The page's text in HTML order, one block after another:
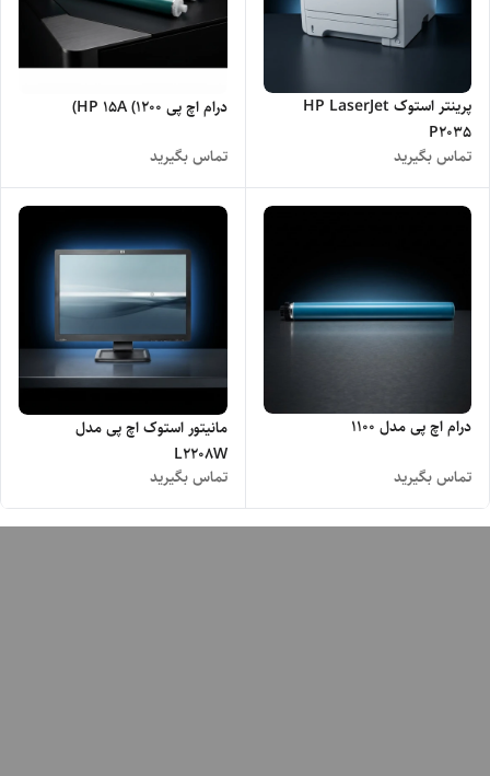
پرینتر استوک HP LaserJet
P2035
تماس بگیرید
درام اچ پی HP 15A (1200)
تماس بگیرید
درام اچ پی مدل 1100
تماس بگیرید
مانیتور استوک اچ پی مدل
L2208W
تماس بگیرید